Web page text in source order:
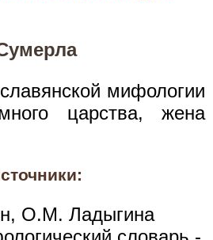
мифологии
царства, жена
О.М. Ладыгина